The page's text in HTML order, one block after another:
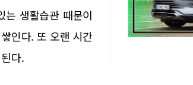
는 생활습관 때문이
인다. 또 오랜 시간
다.